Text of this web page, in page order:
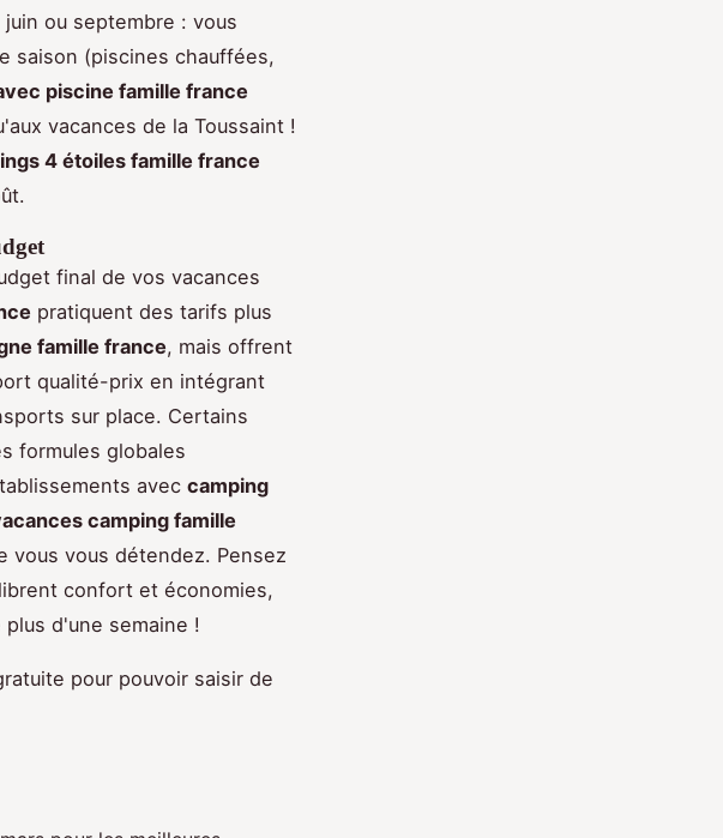
ou septembre : vous
saison (piscines chauffées,
piscine famille france
vacances de la Toussaint !
4 étoiles famille france
final de vos vacances
pratiquent des tarifs plus
famille france, mais offrent
qualité-prix en intégrant
sur place. Certains
formules globales
avec camping
camping famille
vous vous détendez. Pensez
confort et économies,
d'une semaine !
pour pouvoir saisir de